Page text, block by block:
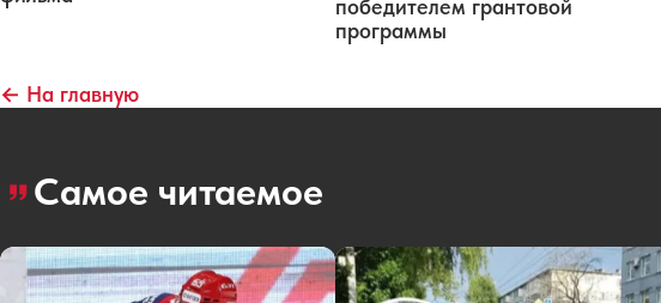
победителем грантовой
программы
← На главную
Самое читаемое